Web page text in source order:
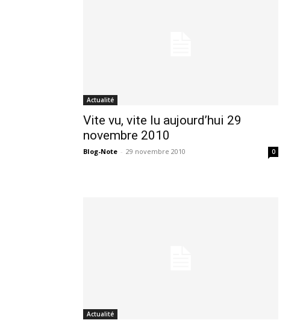
Actualité
Vite vu, vite lu aujourd’hui 29
novembre 2010
Blog-Note - 29 novembre 2010 0
Actualité